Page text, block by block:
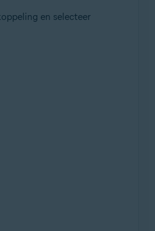
en selecteer